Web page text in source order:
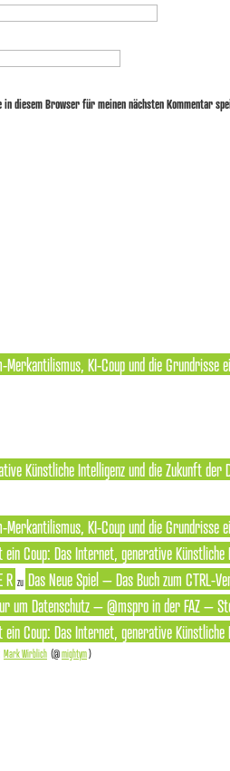
in diesem Browser für meinen nächsten Kommentar
KI-Coup und die Grundrisse
Künstliche Intelligenz und die Zukunft der
KI-Coup und die
ein Coup: Das Internet, generative
R zu Das Neue Spiel – Das Buch zum CTRL-
um Datenschutz – @mspro in der FAZ –
ein Coup: Das Internet, generative
Mark Wirblich (@mightym)